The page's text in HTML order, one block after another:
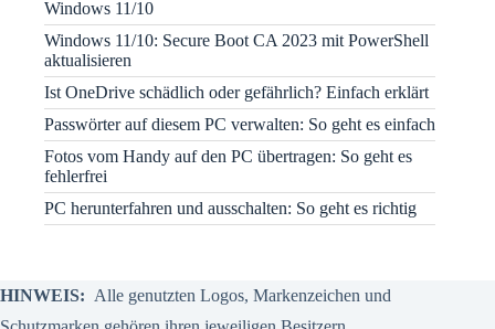
Windows 11/10
Windows 11/10: Secure Boot CA 2023 mit PowerShell
aktualisieren
Ist OneDrive schädlich oder gefährlich? Einfach erklärt
Passwörter auf diesem PC verwalten: So geht es einfach
Fotos vom Handy auf den PC übertragen: So geht es
fehlerfrei
PC herunterfahren und ausschalten: So geht es richtig
HINWEIS: Alle genutzten Logos, Markenzeichen und